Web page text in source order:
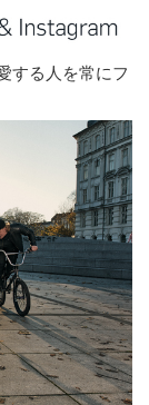
する人を常にフ